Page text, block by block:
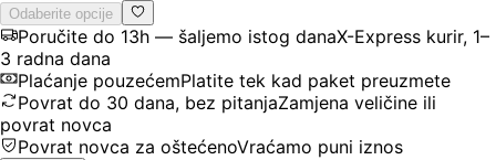
Odaberite opcije
Poručite do 13h — šaljemo istog danaX-Express kurir, 1–
3 radna dana
Plaćanje pouzećemPlatite tek kad paket preuzmete
Povrat do 30 dana, bez pitanjaZamjena veličine ili
povrat novca
Povrat novca za oštećenoVraćamo puni iznos